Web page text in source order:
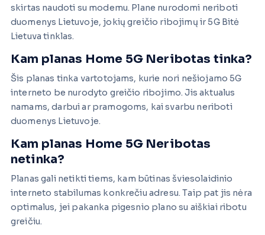
skirtas naudoti su modemu. Plane nurodomi neriboti
duomenys Lietuvoje, jokių greičio ribojimų ir 5G Bitė
Lietuva tinklas.
Kam planas Home 5G Neribotas tinka?
Šis planas tinka vartotojams, kurie nori nešiojamo 5G
interneto be nurodyto greičio ribojimo. Jis aktualus
namams, darbui ar pramogoms, kai svarbu neriboti
duomenys Lietuvoje.
Kam planas Home 5G Neribotas
netinka?
Planas gali netikti tiems, kam būtinas šviesolaidinio
interneto stabilumas konkrečiu adresu. Taip pat jis nėra
optimalus, jei pakanka pigesnio plano su aiškiai ribotu
greičiu.